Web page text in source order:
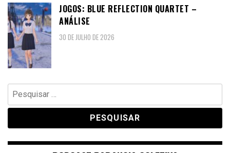
JOGOS: BLUE REFLECTION QUARTET –
ANÁLISE
30 DE JULHO DE 2026
Pesquisar
por: